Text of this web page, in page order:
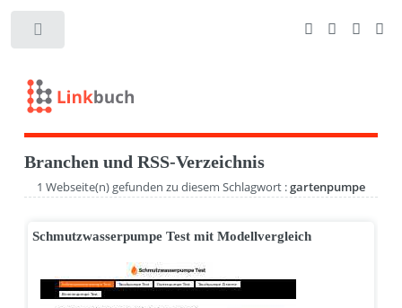
Branchen und RSS-Verzeichnis
1 Webseite(n) gefunden zu diesem Schlagwort :gartenpumpe
Schmutzwasserpumpe Test mit Modellvergleich